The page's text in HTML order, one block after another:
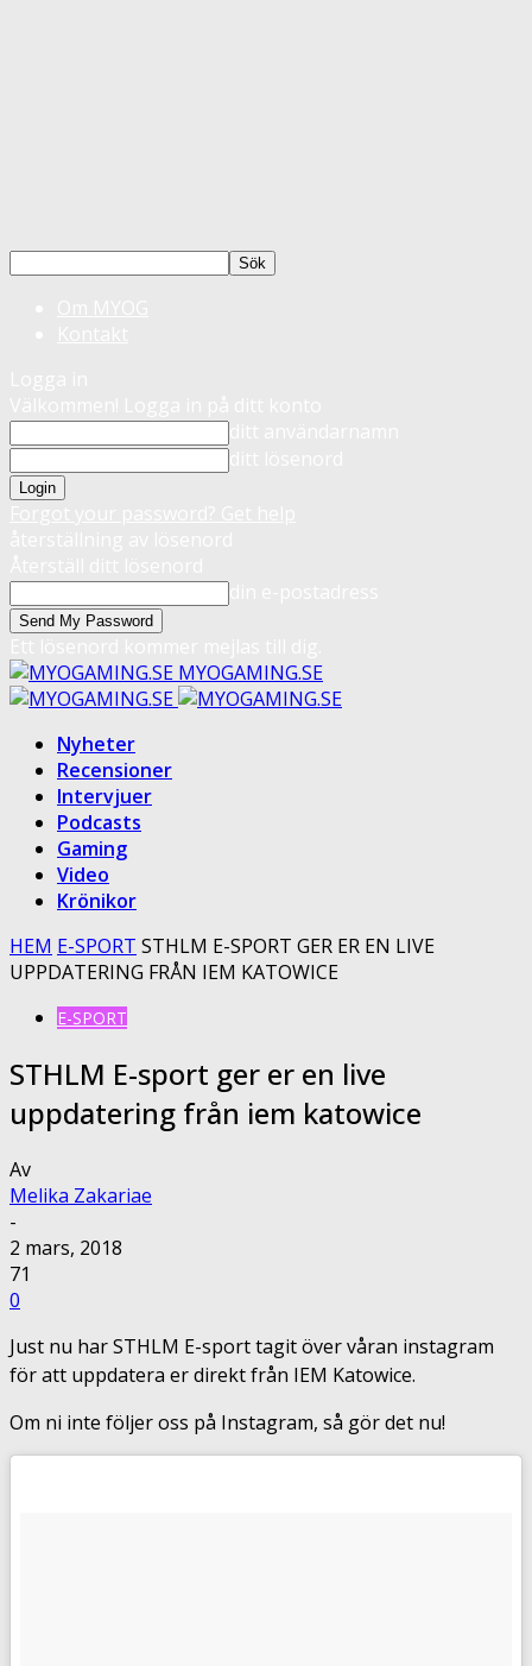
MYOGAMING.SE
Nyheter
Recensioner
Intervjuer
Podcasts
Gaming
Video
Krönikor
HEM E-SPORT STHLM E-SPORT GER ER EN LIVE
UPPDATERING FRÅN IEM KATOWICE
E-SPORT
STHLM E-sport ger er en live
uppdatering från iem katowice
Av
Melika Zakariae
-
2 mars, 2018
71
0
Just nu har STHLM E-sport tagit över våran instagram
för att uppdatera er direkt från IEM Katowice.
Om ni inte följer oss på Instagram, så gör det nu!